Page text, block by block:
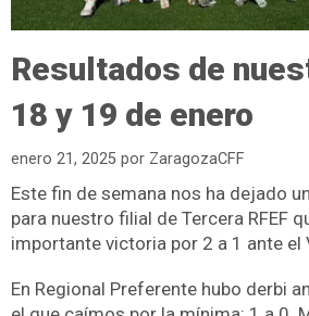
Resultados de
18 y 19 de enero
enero 21, 2025 por ZaragozaCFF
Este fin de semana nos ha dejado
para nuestro filial de Tercera RFEF
importante victoria por 2 a 1 ante el
En Regional Preferente hubo derbi